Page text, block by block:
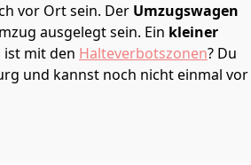
vor Ort sein. Der Umzugswagen
ausgelegt sein. Ein kleiner
ist mit den Halteverbotszonen? Du
und kannst noch nicht einmal vor